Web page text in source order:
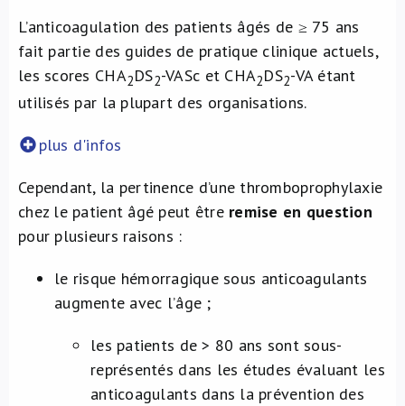
L’anticoagulation des patients âgés de ≥ 75 ans
fait partie des guides de pratique clinique actuels,
les scores CHA2DS2-VASc et CHA2DS2-VA étant
utilisés par la plupart des organisations.
plus d'infos
Cependant, la pertinence d’une thromboprophylaxie
chez le patient âgé peut être remise en question
pour plusieurs raisons :
le risque hémorragique sous anticoagulants
augmente avec l’âge ;
les patients de > 80 ans sont sous-
représentés dans les études évaluant les
anticoagulants dans la prévention des